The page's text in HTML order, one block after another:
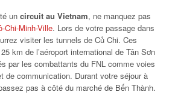
un circuit au Vietnam, ne manquez pas
Chi-Minh-Ville. Lors de votre passage dans
visiter les tunnels de Củ Chi. Ces
km de l’aéroport international de Tân Sơn
par les combattants du FNL comme voies
de communication. Durant votre séjour à
pas à côté du marché de Bến Thành.